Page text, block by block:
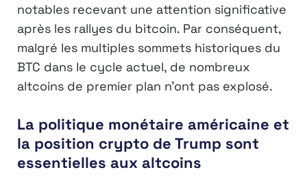
notables recevant une attention significative
après les rallyes du bitcoin. Par conséquent,
malgré les multiples sommets historiques du
BTC dans le cycle actuel, de nombreux
altcoins de premier plan n’ont pas explosé.
La politique monétaire américaine et
la position crypto de Trump sont
essentielles aux altcoins